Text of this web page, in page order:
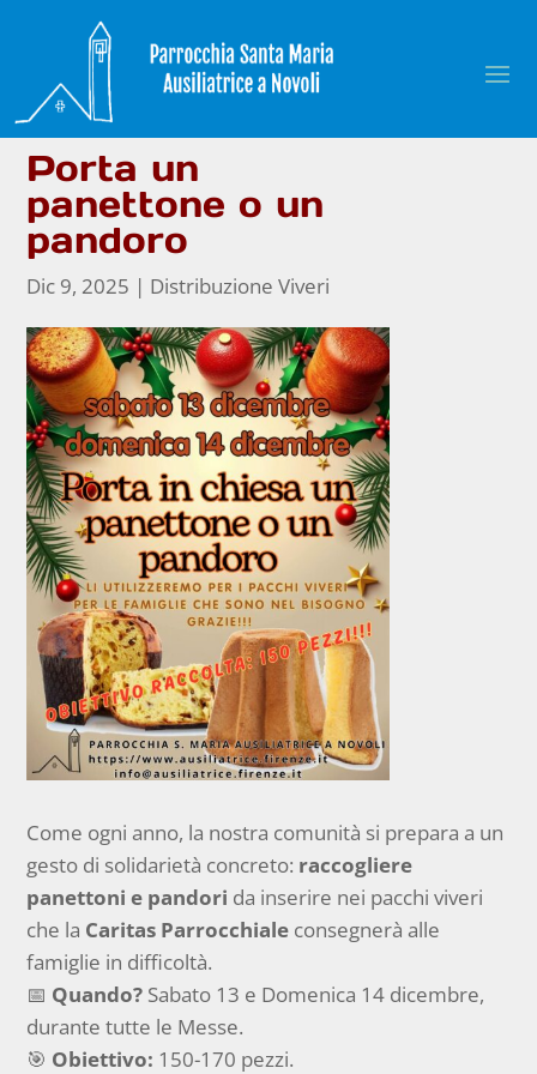
Porta un
panettone o un
pandoro
Dic 9, 2025 | Distribuzione Viveri
Come ogni anno, la nostra comunità si prepara a un
gesto di solidarietà concreto: raccogliere
panettoni e pandori da inserire nei pacchi viveri
che la Caritas Parrocchiale consegnerà alle
famiglie in difficoltà.
📅 Quando? Sabato 13 e Domenica 14 dicembre,
durante tutte le Messe.
🎯 Obiettivo: 150-170 pezzi.